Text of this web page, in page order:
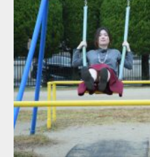
Update:
Category:公園のマッチョ その他
ダウンロード